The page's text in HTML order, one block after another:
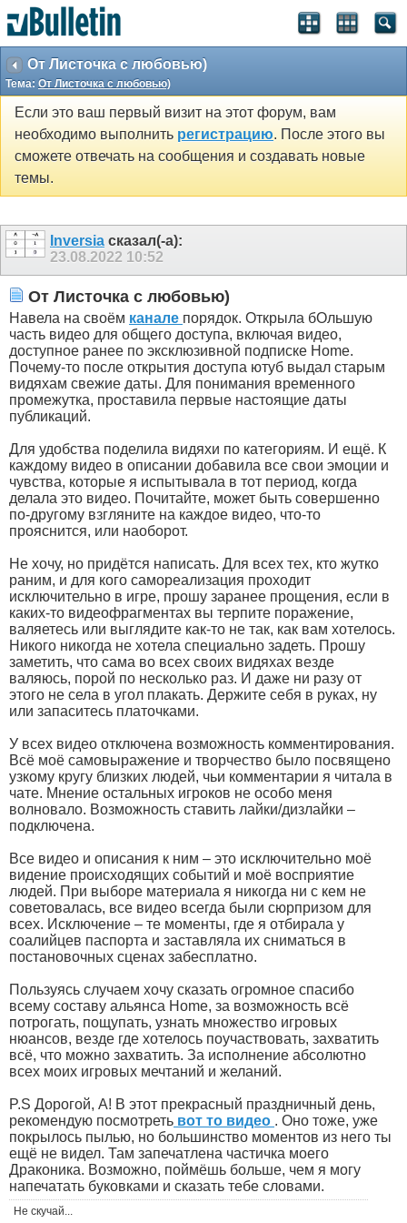
От Листочка с любовью)
Тема: От Листочка с любовью)
Если это ваш первый визит на этот форум, вам
необходимо выполнить регистрацию. После этого вы
сможете отвечать на сообщения и создавать новые
темы.
Inversia сказал(-а):
23.08.2022 10:52
От Листочка с любовью)
Навела на своём канале порядок. Открыла бОльшую
часть видео для общего доступа, включая видео,
доступное ранее по эксклюзивной подписке Home.
Почему-то после открытия доступа ютуб выдал старым
видяхам свежие даты. Для понимания временного
промежутка, проставила первые настоящие даты
публикаций.
Для удобства поделила видяхи по категориям. И ещё. К
каждому видео в описании добавила все свои эмоции и
чувства, которые я испытывала в тот период, когда
делала это видео. Почитайте, может быть совершенно
по-другому взгляните на каждое видео, что-то
прояснится, или наоборот.
Не хочу, но придётся написать. Для всех тех, кто жутко
раним, и для кого самореализация проходит
исключительно в игре, прошу заранее прощения, если в
каких-то видеофрагментах вы терпите поражение,
валяетесь или выглядите как-то не так, как вам хотелось.
Никого никогда не хотела специально задеть. Прошу
заметить, что сама во всех своих видяхах везде
валяюсь, порой по несколько раз. И даже ни разу от
этого не села в угол плакать. Держите себя в руках, ну
или запаситесь платочками.
У всех видео отключена возможность комментирования.
Всё моё самовыражение и творчество было посвящено
узкому кругу близких людей, чьи комментарии я читала в
чате. Мнение остальных игроков не особо меня
волновало. Возможность ставить лайки/дизлайки –
подключена.
Все видео и описания к ним – это исключительно моё
видение происходящих событий и моё восприятие
людей. При выборе материала я никогда ни с кем не
советовалась, все видео всегда были сюрпризом для
всех. Исключение – те моменты, где я отбирала у
соалийцев паспорта и заставляла их сниматься в
постановочных сценах забесплатно.
Пользуясь случаем хочу сказать огромное спасибо
всему составу альянса Home, за возможность всё
потрогать, пощупать, узнать множество игровых
нюансов, везде где хотелось поучаствовать, захватить
всё, что можно захватить. За исполнение абсолютно
всех моих игровых мечтаний и желаний.
P.S Дорогой, А! В этот прекрасный праздничный день,
рекомендую посмотреть вот то видео . Оно тоже, уже
покрылось пылью, но большинство моментов из него ты
ещё не видел. Там запечатлена частичка моего
Драконика. Возможно, поймёшь больше, чем я могу
напечатать буковками и сказать тебе словами.
Не скучай...